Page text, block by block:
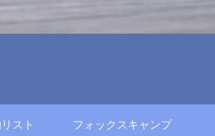
スト フォックスキャンプ